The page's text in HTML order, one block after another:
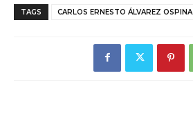
TAGS CARLOS ERNESTO ÁLVAREZ OSPINA